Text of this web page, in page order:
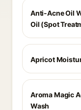
Anti-Acne Oil
Oil (Spot
Apricot
Aroma Magic
Wash